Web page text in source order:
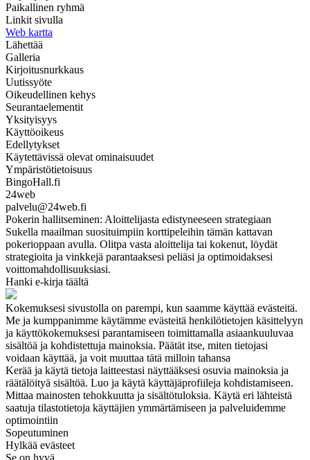
Paikallinen ryhmä
Linkit sivulla
Web kartta
Lähettää
Galleria
Kirjoitusnurkkaus
Uutissyöte
Oikeudellinen kehys
Seurantaelementit
Yksityisyys
Käyttöoikeus
Edellytykset
Käytettävissä olevat ominaisuudet
Ympäristötietoisuus
BingoHall.fi
24web
palvelu@24web.fi
Pokerin hallitseminen: Aloittelijasta edistyneeseen strategiaan
Sukella maailman suosituimpiin korttipeleihin tämän kattavan
pokerioppaan avulla. Olitpa vasta aloittelija tai kokenut, löydät
strategioita ja vinkkejä parantaaksesi peliäsi ja optimoidaksesi
voittomahdollisuuksiasi.
Hanki e-kirja täältä
Kokemuksesi sivustolla on parempi, kun saamme käyttää evästeitä.
Me ja kumppanimme käytämme evästeitä henkilötietojen käsittelyyn
ja käyttökokemuksesi parantamiseen toimittamalla asiaankuuluvaa
sisältöä ja kohdistettuja mainoksia. Päätät itse, miten tietojasi
voidaan käyttää, ja voit muuttaa tätä milloin tahansa
Kerää ja käytä tietoja laitteestasi näyttääksesi osuvia mainoksia ja
räätälöityä sisältöä. Luo ja käytä käyttäjäprofiileja kohdistamiseen.
Mittaa mainosten tehokkuutta ja sisältötuloksia. Käytä eri lähteistä
saatuja tilastotietoja käyttäjien ymmärtämiseen ja palveluidemme
optimointiin
Sopeutuminen
Hylkää evästeet
Se on hyvä